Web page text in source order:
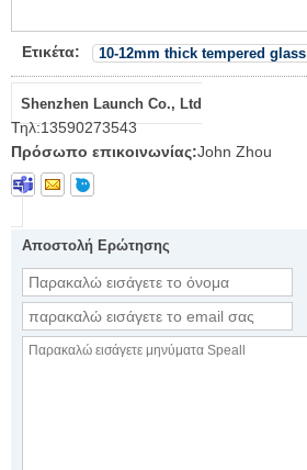
Ετικέτα: 10-12mm thick tempered glass
Shenzhen Launch Co., Ltd
Τηλ:13590273543
Πρόσωπο επικοινωνίας:John Zhou
Αποστολή Ερώτησης